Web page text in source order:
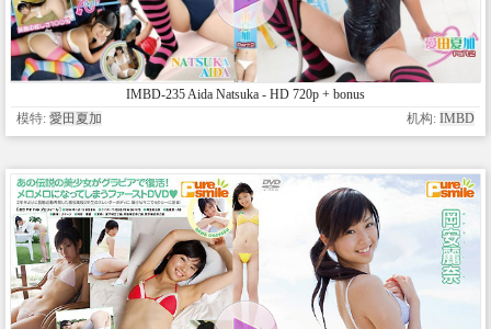
IMBD-235 Aida Natsuka - HD 720p + bonus
模特: 愛田夏加 机构: IMBD